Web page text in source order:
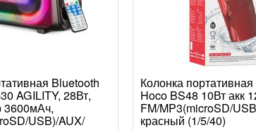
Bluetooth
AGILITY, 28Вт,
3600мАч,
USB)/AUX/
Колонка
Hoco BS48 10Вт акк
FM/MP3(microSD/
красный (1/5/40)